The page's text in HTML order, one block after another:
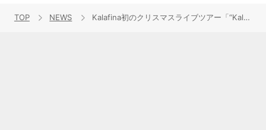
TOP NEWS Kalafina初のクリスマスライブツアー「“Kalafina with Strings” Christmas Premium LIVE TOUR 2016」大盛況の中クリスマスイブに終了!さらに早くも2017年春の全国ホールツアー「Kalafina “9+ONE”」を発表!!